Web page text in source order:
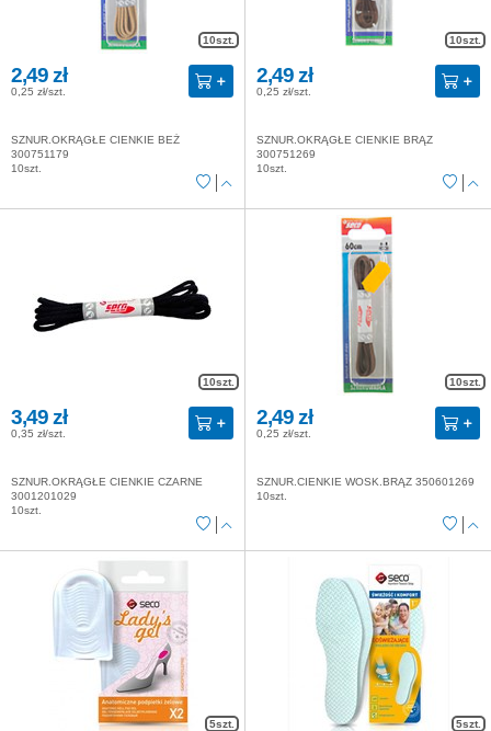
10szt.
2,49 zł
0,25 zł/szt.
SZNUR.OKRĄGŁE CIENKIE BEŻ
300751179
10szt.
10szt.
2,49 zł
0,25 zł/szt.
SZNUR.OKRĄGŁE CIENKIE BRĄZ
300751269
10szt.
10szt.
3,49 zł
0,35 zł/szt.
SZNUR.OKRĄGŁE CIENKIE CZARNE
3001201029
10szt.
10szt.
2,49 zł
0,25 zł/szt.
SZNUR.CIENKIE WOSK.BRĄZ 350601269
10szt.
5szt. 5szt.